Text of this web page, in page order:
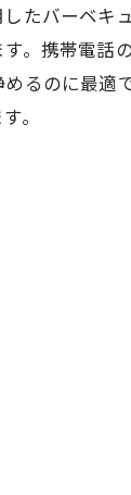
たバーベキュ
。携帯電話
るのに最適
。